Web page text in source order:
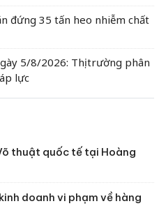
đứng 35 tấn heo nhiễm chất
5/8/2026: Thị trường phân
lực
thuật quốc tế tại Hoàng
doanh vi phạm về hàng